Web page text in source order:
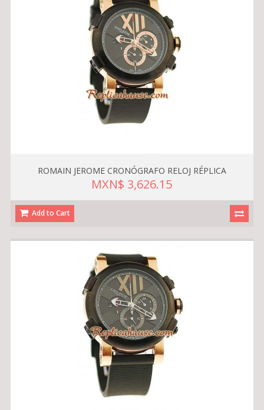
ROMAIN JEROME CRONÓGRAFO RELOJ RÉPLICA
MXN$ 3,626.15
Add to Cart